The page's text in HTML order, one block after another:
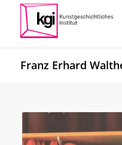
Franz Erhard